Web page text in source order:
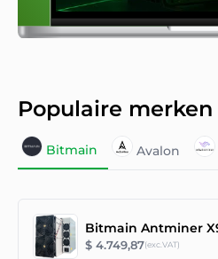
Populaire merken
Bitmain Avalon
$ 4.749,87(exc.VAT)